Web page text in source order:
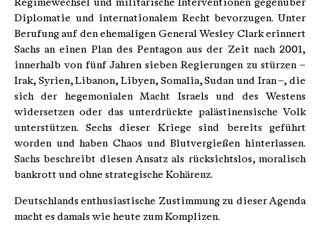
Regimewechsel und militärische Interventionen gegenüber
Diplomatie und internationalem Recht bevorzugen. Unter
Berufung auf den ehemaligen General Wesley Clark erinnert
Sachs an einen Plan des Pentagon aus der Zeit nach 2001,
innerhalb von fünf Jahren sieben Regierungen zu stürzen –
Irak, Syrien, Libanon, Libyen, Somalia, Sudan und Iran –, die
sich der hegemonialen Macht Israels und des Westens
widersetzen oder das unterdrückte palästinensische Volk
unterstützen. Sechs dieser Kriege sind bereits geführt
worden und haben Chaos und Blutvergießen hinterlassen.
Sachs beschreibt diesen Ansatz als rücksichtslos, moralisch
bankrott und ohne strategische Kohärenz.
Deutschlands enthusiastische Zustimmung zu dieser Agenda
macht es damals wie heute zum Komplizen.